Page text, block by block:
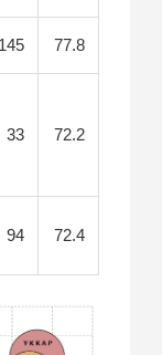
145 77.8
33 72.2
94 72.4